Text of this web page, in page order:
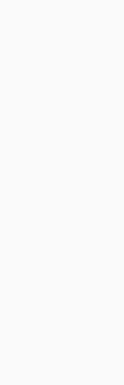
از بابت نظافت استخر و
نمایند. سالن
و ... اشاره کرد. اما
که رو به این باغ دارد.
گیر باشد.